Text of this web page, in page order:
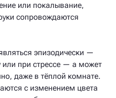
или покалывание,
сопровождаются
эпизодически —
или при стрессе — а может
даже в тёплой комнате.
с изменением цвета